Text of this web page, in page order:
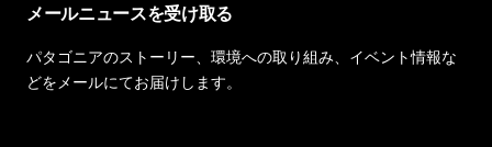
メールニュースを受け取る
パタゴニアのストーリー、環境への取り組み、イベント情報な
どをメールにてお届けします。